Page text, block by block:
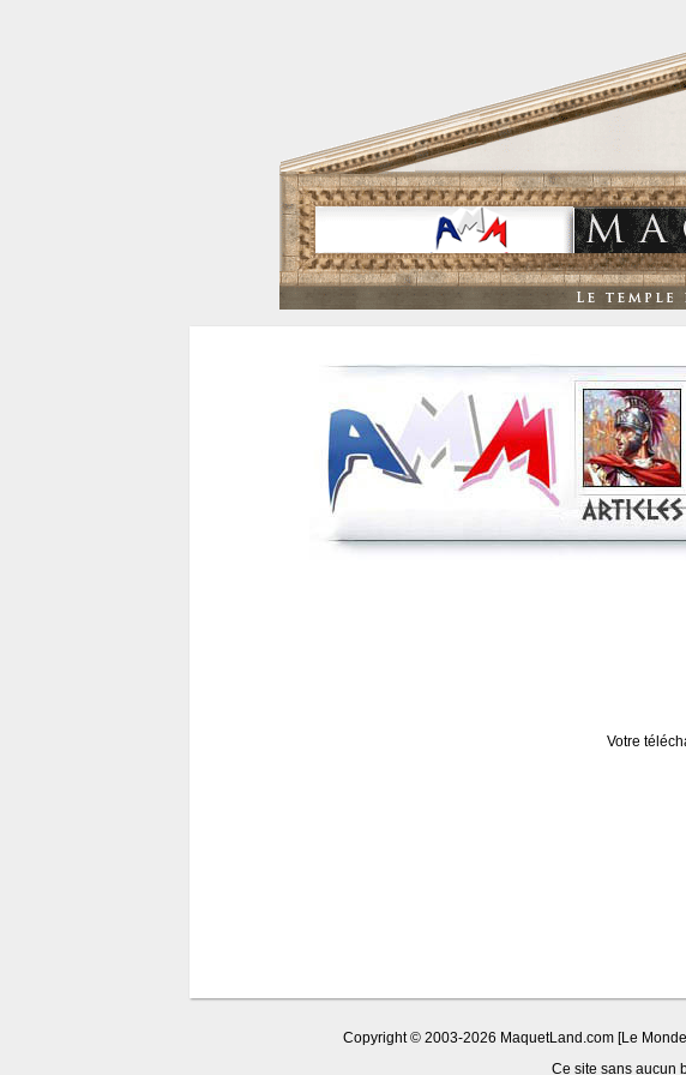
Votre
Copyright © 2003-2026 MaquetLand.com [Le
Ce site sans aucun